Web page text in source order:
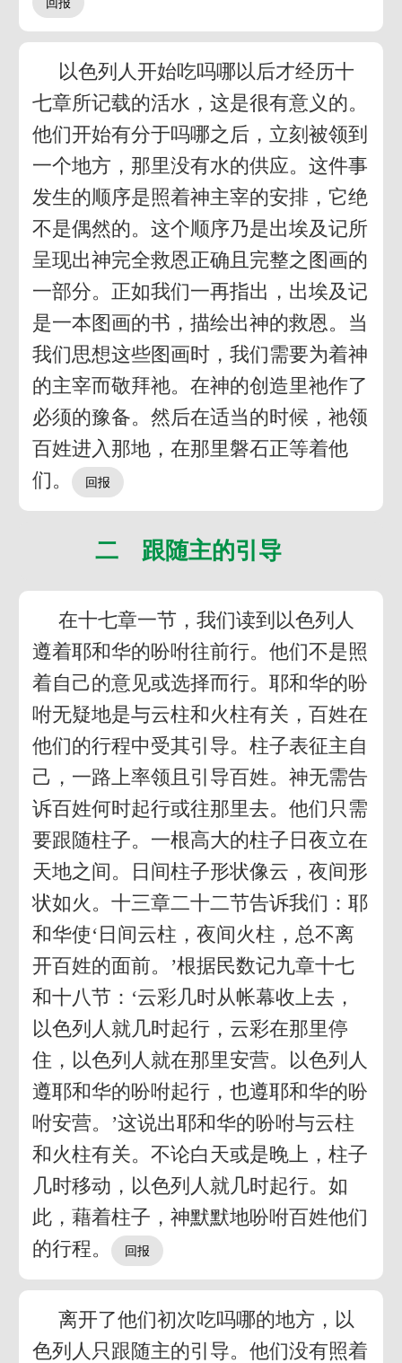
以色列人开始吃吗哪以后才经历十
七章所记载的活水，这是很有意义的。
他们开始有分于吗哪之后，立刻被领到
一个地方，那里没有水的供应。这件事
发生的顺序是照着神主宰的安排，它绝
不是偶然的。这个顺序乃是出埃及记所
呈现出神完全救恩正确且完整之图画的
一部分。正如我们一再指出，出埃及记
是一本图画的书，描绘出神的救恩。当
我们思想这些图画时，我们需要为着神
的主宰而敬拜祂。在神的创造里祂作了
必须的豫备。然后在适当的时候，祂领
百姓进入那地，在那里磐石正等着他
们。
二 跟随主的引导
在十七章一节，我们读到以色列人
遵着耶和华的吩咐往前行。他们不是照
着自己的意见或选择而行。耶和华的吩
咐无疑地是与云柱和火柱有关，百姓在
他们的行程中受其引导。柱子表征主自
己，一路上率领且引导百姓。神无需告
诉百姓何时起行或往那里去。他们只需
要跟随柱子。一根高大的柱子日夜立在
天地之间。日间柱子形状像云，夜间形
状如火。十三章二十二节告诉我们：耶
和华使‘日间云柱，夜间火柱，总不离
开百姓的面前。’根据民数记九章十七
和十八节：‘云彩几时从帐幕收上去，
以色列人就几时起行，云彩在那里停
住，以色列人就在那里安营。以色列人
遵耶和华的吩咐起行，也遵耶和华的吩
咐安营。’这说出耶和华的吩咐与云柱
和火柱有关。不论白天或是晚上，柱子
几时移动，以色列人就几时起行。如
此，藉着柱子，神默默地吩咐百姓他们
的行程。
离开了他们初次吃吗哪的地方，以
色列人只跟随主的引导。他们没有照着